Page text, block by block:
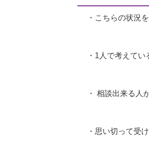
・こちらの状況
・1人で考えて
・ 相談出来る人
・思い切って受